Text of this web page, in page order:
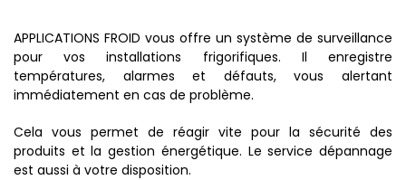
APPLICATIONS FROID vous offre un système de surveillance
pour vos installations frigorifiques. Il enregistre
températures, alarmes et défauts, vous alertant
immédiatement en cas de problème.
Cela vous permet de réagir vite pour la sécurité des
produits et la gestion énergétique. Le service dépannage
est aussi à votre disposition.